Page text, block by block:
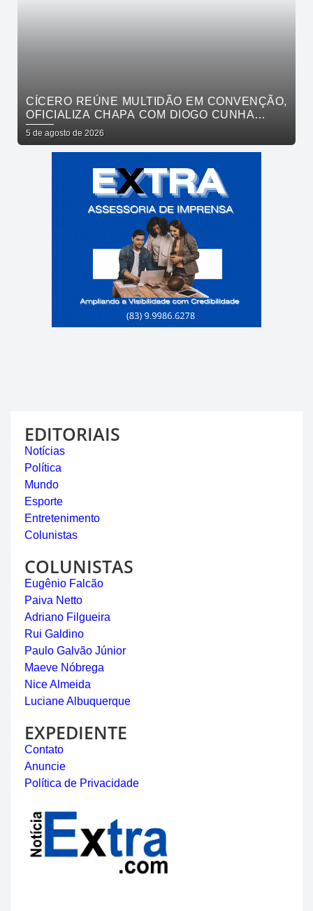
CÍCERO REÚNE MULTIDÃO EM CONVENÇÃO,
OFICIALIZA CHAPA COM DIOGO CUNHA
LIMA, VENEZIANO E ANDRÉ GADELHA E
CONVOCA PARAÍBA A DAR O PRÓXIMO
PASSO
5 de agosto de 2026
EDITORIAIS
Notícias
Política
Mundo
Esporte
Entretenimento
Colunistas
COLUNISTAS
Eugênio Falcão
Paiva Netto
Adriano Filgueira
Rui Galdino
Paulo Galvão Júnior
Maeve Nóbrega
Nice Almeida
Luciane Albuquerque
EXPEDIENTE
Contato
Anuncie
Política de Privacidade